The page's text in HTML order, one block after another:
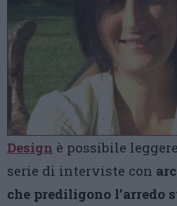
Design è possibile
serie di interviste con
che prediligono l’arredo